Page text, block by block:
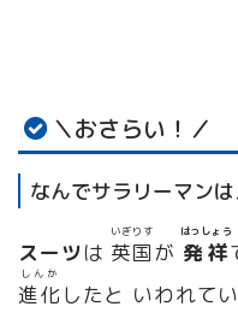
＼おさらい！／
なんでサラリーマン
スーツは 英国
いぎりす
が 発祥
はっしょう
進化
しんか
したと いわれてい